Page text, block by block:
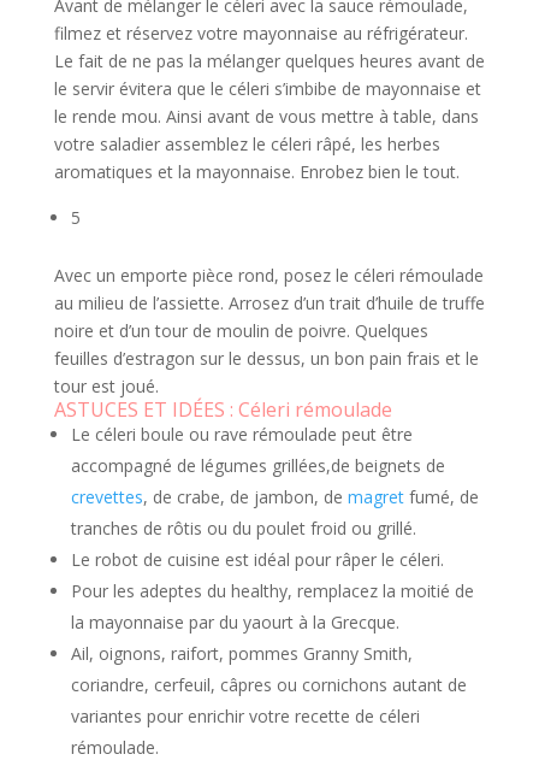
Avant de mélanger le céleri avec la sauce rémoulade,
filmez et réservez votre mayonnaise au réfrigérateur.
Le fait de ne pas la mélanger quelques heures avant de
le servir évitera que le céleri s’imbibe de mayonnaise et
le rende mou. Ainsi avant de vous mettre à table, dans
votre saladier assemblez le céleri râpé, les herbes
aromatiques et la mayonnaise. Enrobez bien le tout.
5
Avec un emporte pièce rond, posez le céleri rémoulade
au milieu de l’assiette. Arrosez d’un trait d’huile de truffe
noire et d’un tour de moulin de poivre. Quelques
feuilles d’estragon sur le dessus, un bon pain frais et le
tour est joué.
ASTUCES ET IDÉES : Céleri rémoulade
Le céleri boule ou rave rémoulade peut être
accompagné de légumes grillées,de beignets de
crevettes, de crabe, de jambon, de magretfumé, de
tranches de rôtis ou du poulet froid ou grillé.
Le robot de cuisine est idéal pour râper le céleri.
Pour les adeptes du healthy, remplacez la moitié de
la mayonnaise par du yaourt à la Grecque.
Ail, oignons, raifort, pommes Granny Smith,
coriandre, cerfeuil, câpres ou cornichons autant de
variantes pour enrichir votre recette de céleri
rémoulade.